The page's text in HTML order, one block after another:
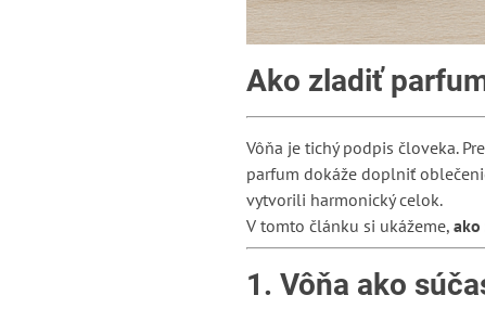
Ako zladiť
Vôňa je tichý podpis človeka.
parfum dokáže doplniť
vytvorili harmonický celok.
V tomto článku si ukážeme, ako
1. Vôňa ako